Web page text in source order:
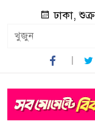
ঢাকা,